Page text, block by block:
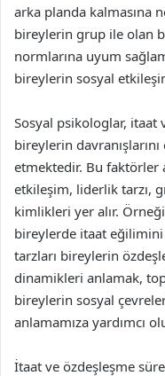
arka planda kalmasına
bireylerin grup ile olan
normlarına uyum
bireylerin sosyal
Sosyal psikologlar, itaat
bireylerin
etmektedir. Bu faktörler
etkileşim, liderlik tarzı,
kimlikleri yer alır.
bireylerde itaat
tarzları bireylerin
dinamikleri anlamak,
bireylerin sosyal
anlamamıza yardımcı
İtaat ve özdeşleşme